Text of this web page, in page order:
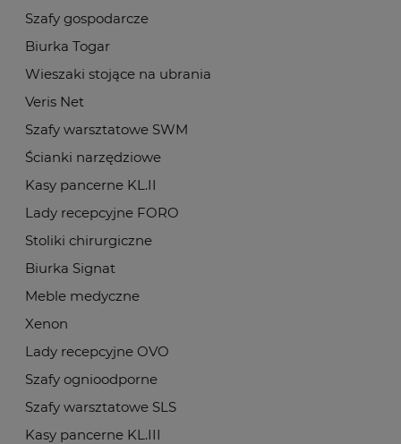
Szafy gospodarcze
Biurka Togar
Wieszaki stojące na ubrania
Veris Net
Szafy warsztatowe SWM
Ścianki narzędziowe
Kasy pancerne KL.II
Lady recepcyjne FORO
Stoliki chirurgiczne
Biurka Signat
Meble medyczne
Xenon
Lady recepcyjne OVO
Szafy ognioodporne
Szafy warsztatowe SLS
Kasy pancerne KL.III